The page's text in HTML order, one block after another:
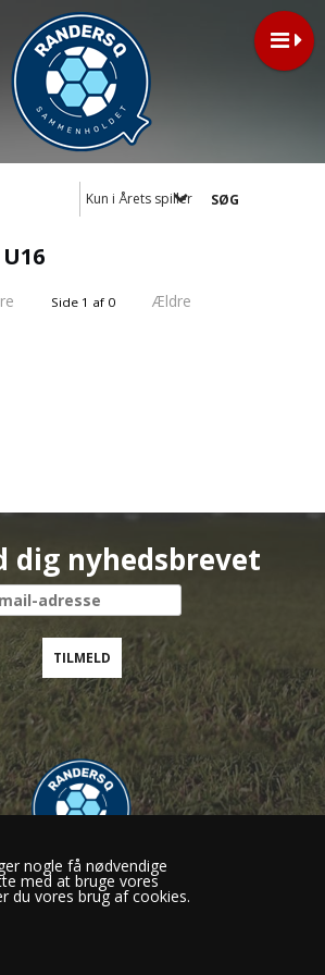
Kun i Årets spiller U16
Side 1 af 0 Ældre
dig nyhedsbrevet
Randers Q
50, 8920 Randers NV
nogle få nødvendige
med at bruge vores
du vores brug af cookies.